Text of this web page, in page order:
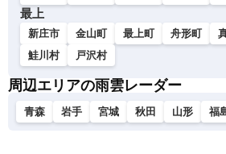
最上
新庄市 金山町 最上町 舟形町
鮭川村
戸沢村
周辺エリアの雨雲レーダー
青森 岩手 宮城 秋田 山形 福